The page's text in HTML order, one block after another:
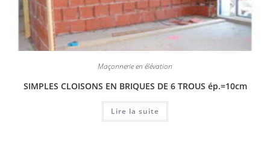
Maçonnerie en élévation
SIMPLES CLOISONS EN BRIQUES DE 6 TROUS ép.=10cm
Lire la suite